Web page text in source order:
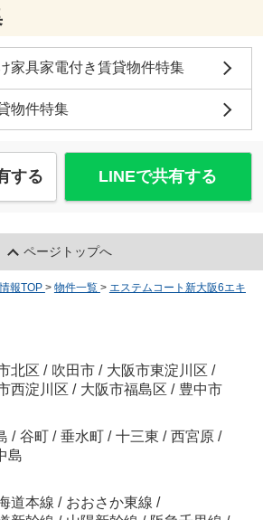
家具家電付き賃貸物件特集
物件特集
する LINEで共有する
ページトップへ
報TOP > 物件一覧 > エステムコート新大阪6エキ
北区 / 吹田市 / 大阪市東淀川区 /
西淀川区 / 大阪市福島区 / 豊中市
/ 谷町 / 垂水町 / 十三東 / 西宮原 /
島
道本線 / おおさか東線 /